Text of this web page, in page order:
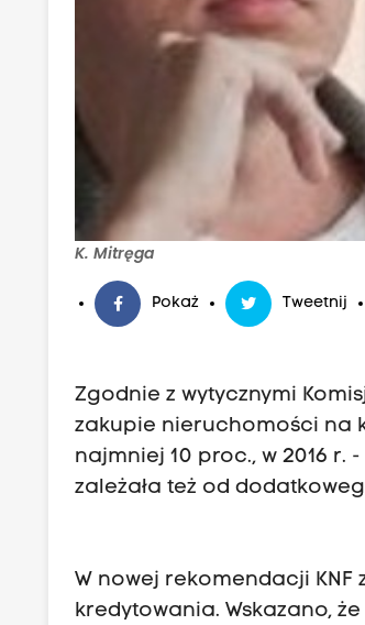
K. Mitręga
Pokaż Tweetnij
Zgodnie z wytycznymi
zakupie nieruchomości na
najmniej 10 proc., w 2016 r.
zależała też od
W nowej rekomendacji
kredytowania. Wskazano,